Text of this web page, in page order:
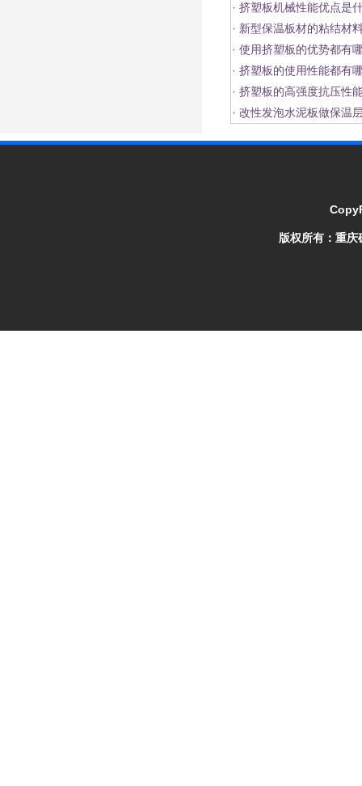
· 挤塑板机械性能优点是
· 新型保温板材的粘结材
· 使用挤塑板的优势都有
· 挤塑板的使用性能都有
· 挤塑板的高强度抗压性
· 改性发泡水泥板做保温
版权所有： 重庆